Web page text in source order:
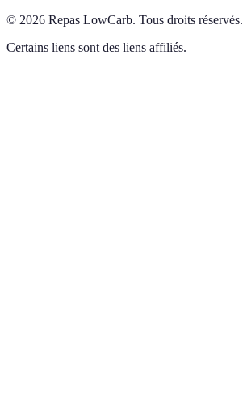
© 2026 Repas LowCarb. Tous droits réservés.
Certains liens sont des liens affiliés.